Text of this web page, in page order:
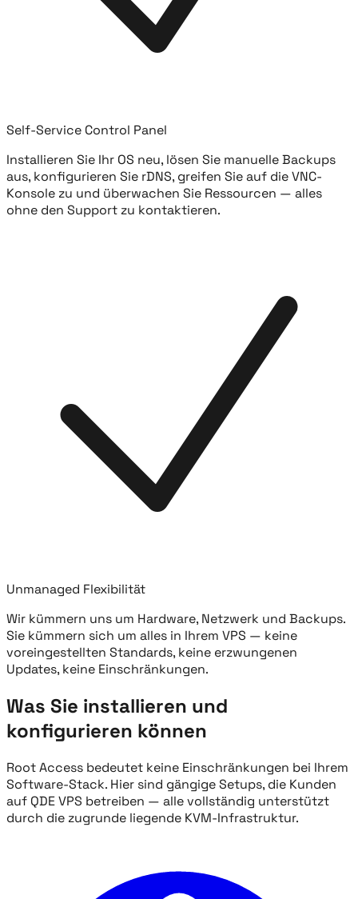
Self-Service Control Panel
Installieren Sie Ihr OS neu, lösen Sie manuelle Backups
aus, konfigurieren Sie rDNS, greifen Sie auf die VNC-
Konsole zu und überwachen Sie Ressourcen — alles
ohne den Support zu kontaktieren.
Unmanaged Flexibilität
Wir kümmern uns um Hardware, Netzwerk und Backups.
Sie kümmern sich um alles in Ihrem VPS — keine
voreingestellten Standards, keine erzwungenen
Updates, keine Einschränkungen.
Was Sie installieren und
konfigurieren können
Root Access bedeutet keine Einschränkungen bei Ihrem
Software-Stack. Hier sind gängige Setups, die Kunden
auf QDE VPS betreiben — alle vollständig unterstützt
durch die zugrunde liegende KVM-Infrastruktur.